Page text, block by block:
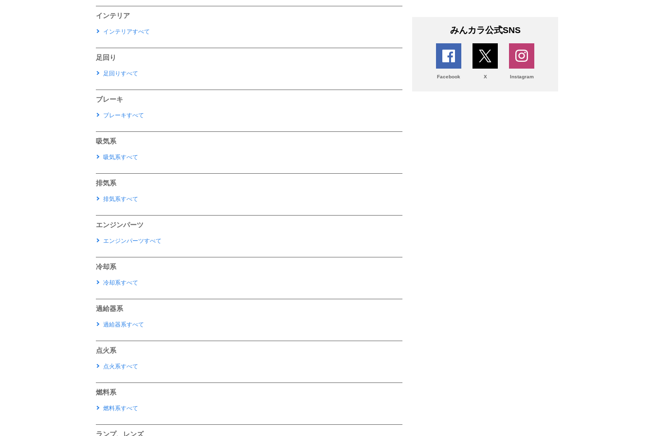
インテリア
インテリアすべて
足回り
足回りすべて
ブレーキ
ブレーキすべて
吸気系
吸気系すべて
排気系
排気系すべて
エンジンパーツ
エンジンパーツすべて
冷却系
冷却系すべて
過給器系
過給器系すべて
点火系
点火系すべて
燃料系
燃料系すべて
ランプ、レンズ
みんカラ公式SNS
Facebook X Instagram